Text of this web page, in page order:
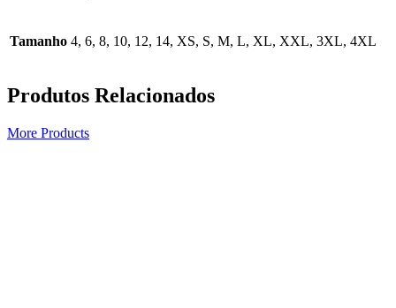
Tamanho 4, 6, 8, 10, 12, 14, XS, S, M, L, XL, XXL, 3XL, 4XL
Produtos Relacionados
More Products